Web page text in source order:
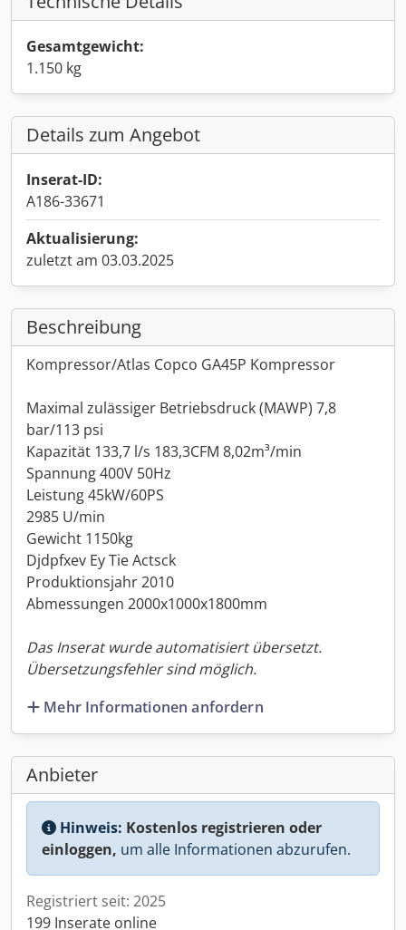
Gesamtgewicht:
1.150 kg
Details zum Angebot
Inserat-ID:
A186-33671
Aktualisierung:
zuletzt am 03.03.2025
Beschreibung
Kompressor/Atlas Copco GA45P Kompressor
Maximal zulässiger Betriebsdruck (MAWP) 7,8
bar/113 psi
Kapazität 133,7 l/s 183,3CFM 8,02m³/min
Spannung 400V 50Hz
Leistung 45kW/60PS
2985 U/min
Gewicht 1150kg
Djdpfxev Ey Tie Actsck
Produktionsjahr 2010
Abmessungen 2000x1000x1800mm
Das Inserat wurde automatisiert übersetzt.
Übersetzungsfehler sind möglich.
Mehr Informationen anfordern
Anbieter
Hinweis: Kostenlos registrieren oder
einloggen, um alle Informationen abzurufen.
Registriert seit: 2025
199 Inserate online